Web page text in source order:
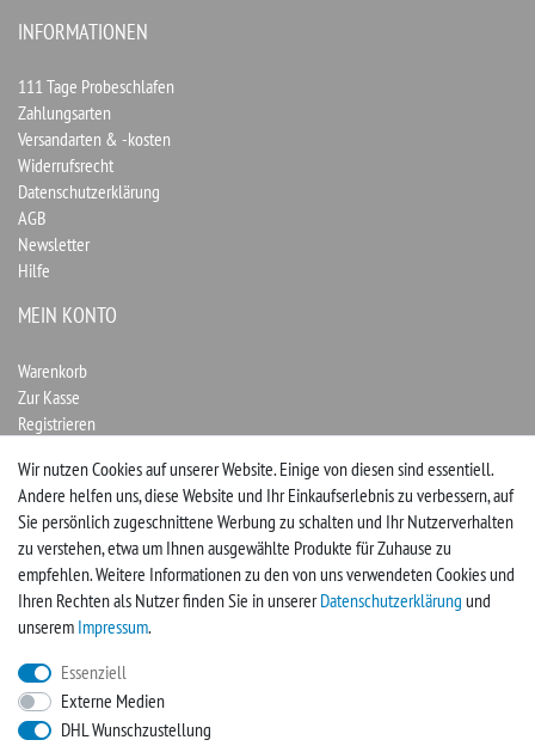
INFORMATIONEN
111 Tage Probeschlafen
Zahlungsarten
Versandarten & -kosten
Widerrufsrecht
Datenschutzerklärung
AGB
Newsletter
Hilfe
MEIN KONTO
Warenkorb
Zur Kasse
Registrieren
Vertrag widerrufen
UNTERNEHMEN
Kontakt
Impressum
FACEBOOK
Wir nutzen Cookies auf unserer Website. Einige von diesen sind essentiell.
Andere helfen uns, diese Website und Ihr Einkaufserlebnis zu verbessern, auf
Sie persönlich zugeschnittene Werbung zu schalten und Ihr Nutzerverhalten
zu verstehen, etwa um Ihnen ausgewählte Produkte für Zuhause zu
empfehlen. Weitere Informationen zu den von uns verwendeten Cookies und
Ihren Rechten als Nutzer finden Sie in unsererDaten­schutz­erklärung und
unserem Impressum.
Essenziell
Externe Medien
DHL Wunschzustellung